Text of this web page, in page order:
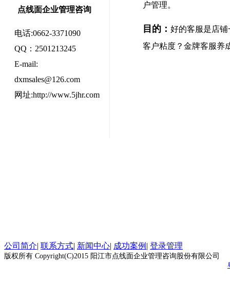
户管理。
目的： 好的客服是店
客户粘度？金牌客服养
点线面企业管理咨询
电话:0662-3371090
QQ：2501213245
E-mail:
dxmsales@126.com
网址:http://www.5jhr.com
公司简介| 联系方式| 新闻中心| 成功案例 | 登录管理
版权所有 Copyright(C)2015 阳江市点线面企业管理咨询股份有限公司